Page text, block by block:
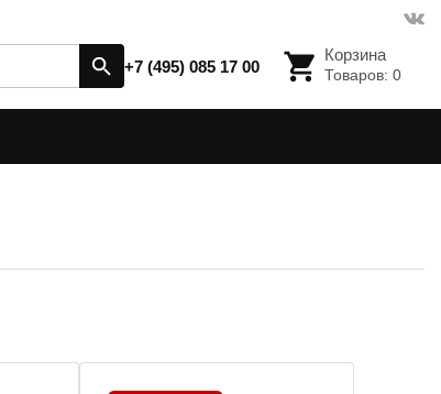
+7 (495) 085 17 00
Корзина
Товаров: 0